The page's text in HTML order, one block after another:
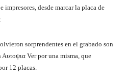
impresores, desde marcar la placa de
sorprendentes en el grabado son
Ver por una misma, que
12 placas.